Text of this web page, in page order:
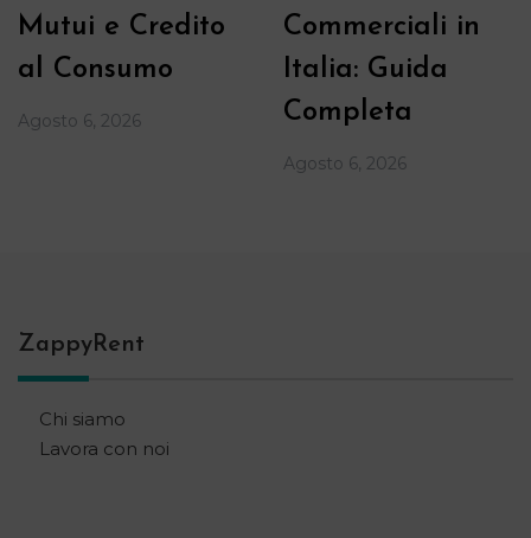
Mutui e Credito
al Consumo
Agosto 6, 2026
Commerciali in
Italia: Guida
Completa
Agosto 6, 2026
ZappyRent
Chi siamo
Lavora con noi